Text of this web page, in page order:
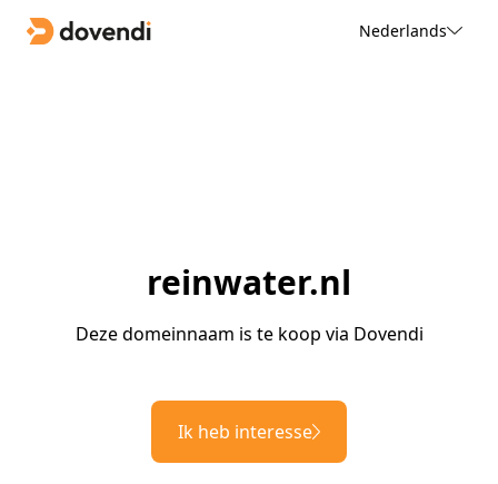
Nederlands
reinwater.nl
Deze domeinnaam is te koop via Dovendi
Ik heb interesse